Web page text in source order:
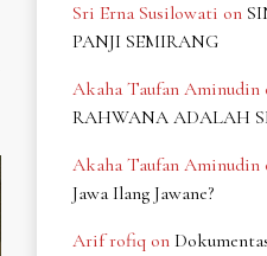
Sri Erna Susilowati on
PANJI SEMIRANG
Akaha Taufan Aminudin
RAHWANA ADALAH
Akaha Taufan Aminudin
Jawa Ilang Jawane?
Arif rofiq on